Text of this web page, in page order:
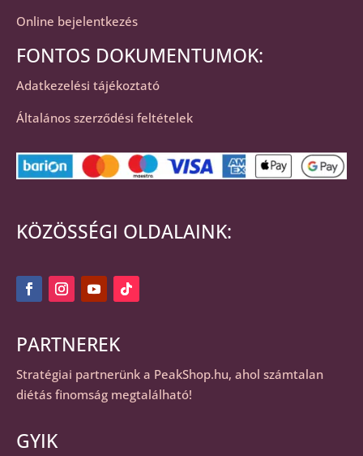
Online bejelentkezés
FONTOS DOKUMENTUMOK:
Adatkezelési tájékoztató
Általános szerződési feltételek
KÖZÖSSÉGI OLDALAINK:
PARTNEREK
Stratégiai partnerünk a PeakShop.hu, ahol számtalan
diétás finomság megtalálható!
GYIK